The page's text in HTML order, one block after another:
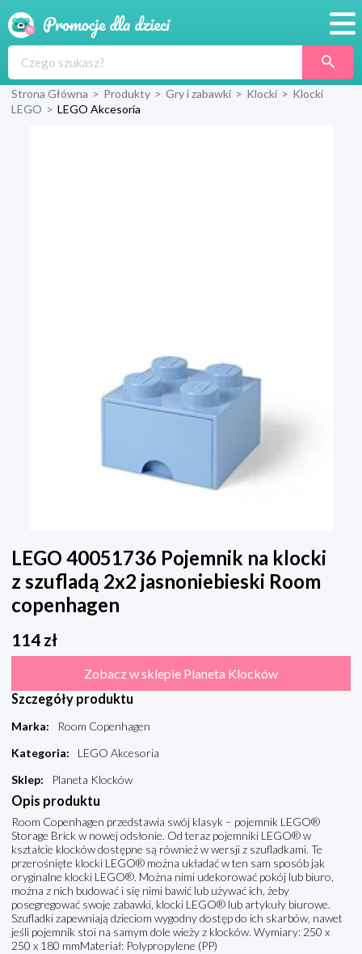
Produkty
Strona Główna > Produkty > Gry i zabawki > Klocki > Klocki
LEGO > LEGO Akcesoria
LEGO 40051736 Pojemnik na klocki
z szufladą 2x2 jasnoniebieski Room
copenhagen
114 zł
Zobacz w sklepie Planeta Klocków
Szczegóły produktu
Marka:
Room Copenhagen
Kategoria:
LEGO Akcesoria
Sklep: Planeta Klocków
Opis produktu
Room Copenhagen przedstawia swój klasyk – pojemnik LEGO®
Storage Brick w nowej odsłonie. Od teraz pojemniki LEGO® w
kształcie klocków dostępne są również w wersji z szufladkami. Te
przerośnięte klocki LEGO® można układać w ten sam sposób jak
oryginalne klocki LEGO®. Można nimi udekorować pokój lub biuro,
można z nich budować i się nimi bawić lub używać ich, żeby
posegregować swoje zabawki, klocki LEGO® lub artykuły biurowe.
Szufladki zapewniają dzieciom wygodny dostęp do ich skarbów, nawet
jeśli pojemnik stoi na samym dole wieży z klocków. Wymiary: 250 x
250 x 180 mmMateriał: Polypropylene (PP)